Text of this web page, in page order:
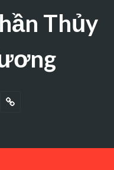
Thủy